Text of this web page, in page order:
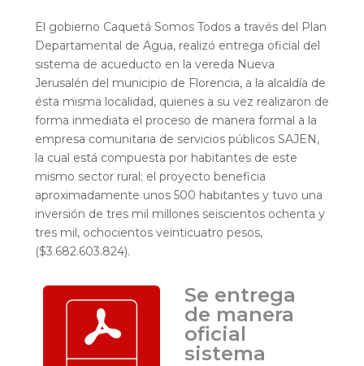
El gobierno Caquetá Somos Todos a través del Plan
Departamental de Agua, realizó entrega oficial del
sistema de acueducto en la vereda Nueva
Jerusalén del municipio de Florencia, a la alcaldía de
ésta misma localidad, quienes a su vez realizaron de
forma inmediata el proceso de manera formal a la
empresa comunitaria de servicios públicos SAJEN,
la cual está compuesta por habitantes de este
mismo sector rural; el proyecto beneficia
aproximadamente unos 500 habitantes y tuvo una
inversión de tres mil millones seiscientos ochenta y
tres mil, ochocientos veinticuatro pesos,
($3.682.603.824).
Se entrega
de manera
oficial
sistema